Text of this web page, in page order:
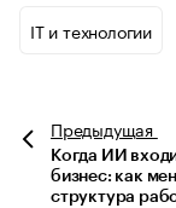
IT и технологии
Предыдущая
Когда ИИ
бизнес: как
структура